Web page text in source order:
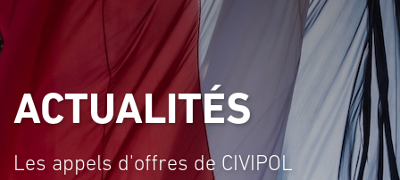
ACTUALITÉS
Les appels d'offres de CIVIPOL